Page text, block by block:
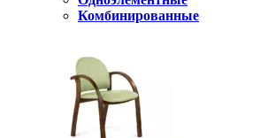
Комбинированные